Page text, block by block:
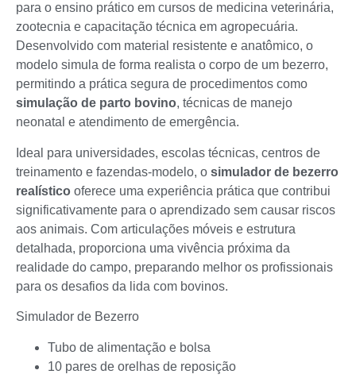
para o ensino prático em cursos de medicina veterinária,
zootecnia e capacitação técnica em agropecuária.
Desenvolvido com material resistente e anatômico, o
modelo simula de forma realista o corpo de um bezerro,
permitindo a prática segura de procedimentos como
simulação de parto bovino, técnicas de manejo
neonatal e atendimento de emergência.
Ideal para universidades, escolas técnicas, centros de
treinamento e fazendas-modelo, o simulador de bezerro
realístico oferece uma experiência prática que contribui
significativamente para o aprendizado sem causar riscos
aos animais. Com articulações móveis e estrutura
detalhada, proporciona uma vivência próxima da
realidade do campo, preparando melhor os profissionais
para os desafios da lida com bovinos.
Simulador de Bezerro
Tubo de alimentação e bolsa
10 pares de orelhas de reposição